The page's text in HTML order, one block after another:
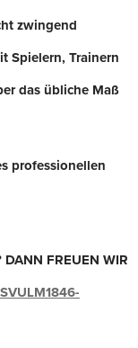
zwingend
Spielern, Trainern
das übliche Maß
professionellen
DANN FREUEN WIR